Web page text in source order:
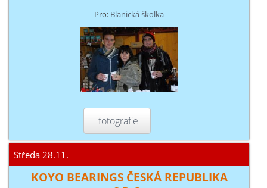
Pro: Blanická školka
fotografie
Středa 28.11.
KOYO BEARINGS ČESKÁ REPUBLIKA